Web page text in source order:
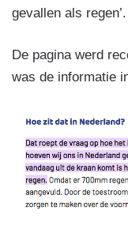
gevallen als regen’.
De pagina werd
was de informatie